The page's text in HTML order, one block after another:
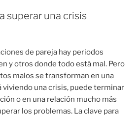
superar una crisis
de pareja hay periodos
y otros donde todo está mal. Pero
malos se transforman en una
viviendo una crisis, puede terminar
o en una relación mucho más
los problemas. La clave para